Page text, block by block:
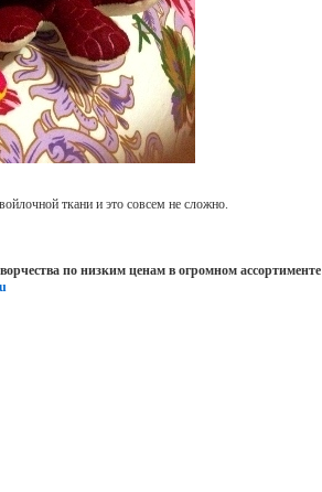
ткани и это совсем не сложно.
по низким ценам в огромном ассортименте